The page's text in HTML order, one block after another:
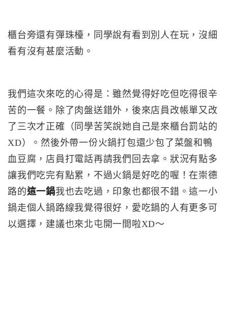
櫃台旁還有彈珠檯，同學說有看到別人在玩，沒細
看有沒有甚麼活動。
我們這次來吃的心得是：雖然覺得好吃但吃得很辛
苦的一餐。除了肉盤送錯外，後來店員改帳單又改
了三次才正確（同學苦笑說她自己是來櫃台罰站的
XD）。然後外帶一份火鍋打包還少包了菜盤和鴨
血豆腐，店員打電話再請我們回去拿。狀況有點多
讓我們吃完有點累，不過火鍋是好吃的喔！在崇德
路的這一鍋我也去吃過，印象也都很不錯。這一小
鍋走個人鍋路線我覺得很好，愛吃鍋的人有更多可
以選擇，建議也來北屯開一間啦XD～